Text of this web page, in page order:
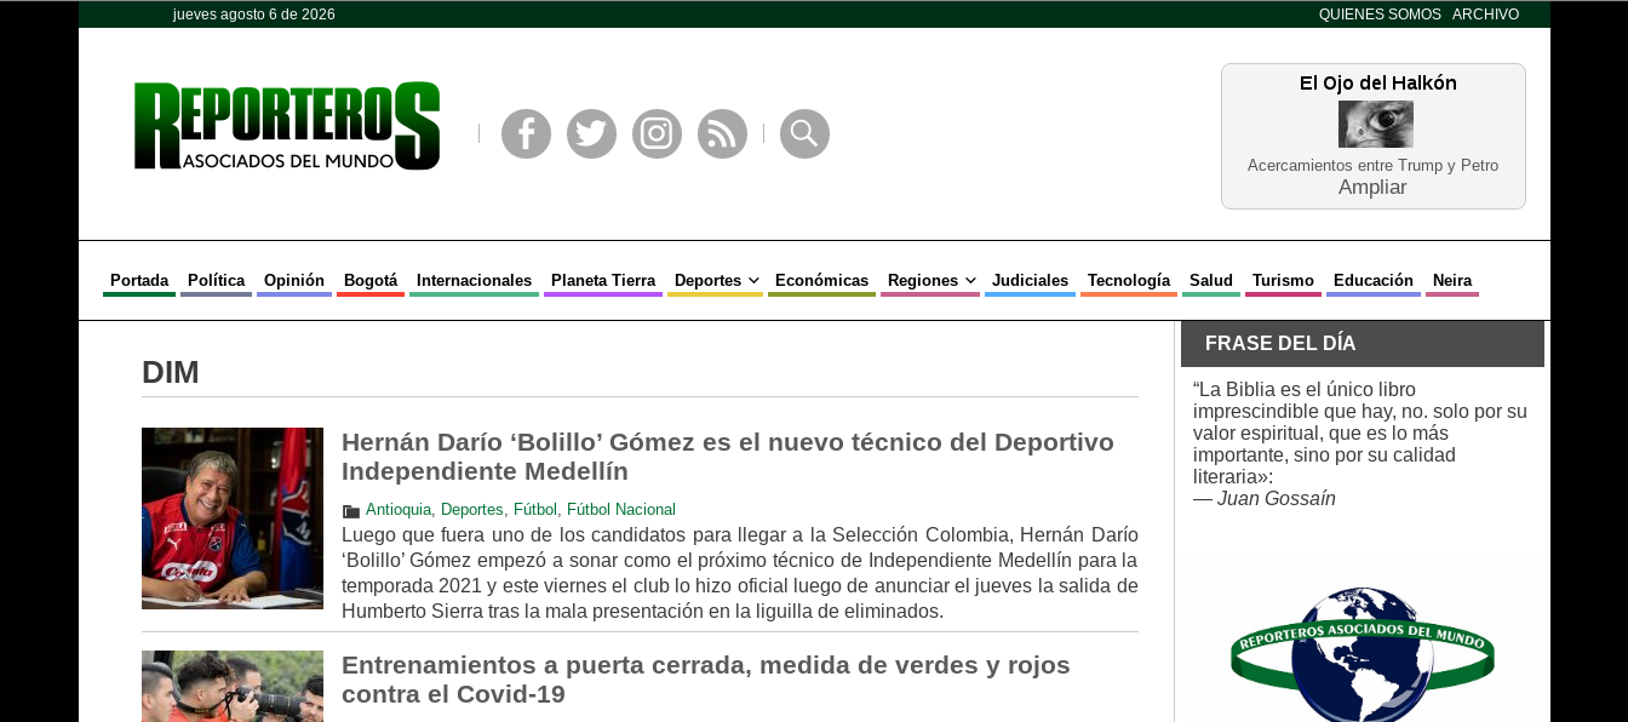
jueves agosto 6 de 2026 QUIENES SOMOS ARCHIVO
Acercamientos entre Trump y Petro
Ampliar
Portada Política Opinión Bogotá Internacionales Planeta Tierra Deportes Económicas Regiones Judiciales Tecnología Salud Turismo Educación Neira
DIM
Hernán Darío ‘Bolillo’ Gómez es el nuevo técnico del Deportivo
Independiente Medellín
Antioquia, Deportes, Fútbol , Fútbol Nacional
Luego que fuera uno de los candidatos para llegar a la Selección Colombia, Hernán Darío
‘Bolillo’ Gómez empezó a sonar como el próximo técnico de Independiente Medellín para la
temporada 2021 y este viernes el club lo hizo oficial luego de anunciar el jueves la salida de
Humberto Sierra tras la mala presentación en la liguilla de eliminados.
Entrenamientos a puerta cerrada, medida de verdes y rojos
contra el Covid-19
FRASE DEL DÍA
“La Biblia es el único libro
imprescindible que hay, no. solo por su
valor espiritual, que es lo más
importante, sino por su calidad
literaria»:
— Juan Gossaín
Opinión Política